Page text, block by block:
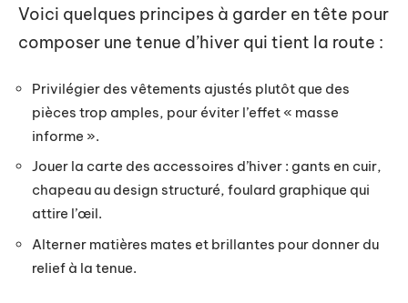
Voici quelques principes à garder en tête pour
composer une tenue d’hiver qui tient la route :
Privilégier des vêtements ajustés plutôt que des
pièces trop amples, pour éviter l’effet « masse
informe ».
Jouer la carte des accessoires d’hiver : gants en cuir,
chapeau au design structuré, foulard graphique qui
attire l’œil.
Alterner matières mates et brillantes pour donner du
relief à la tenue.